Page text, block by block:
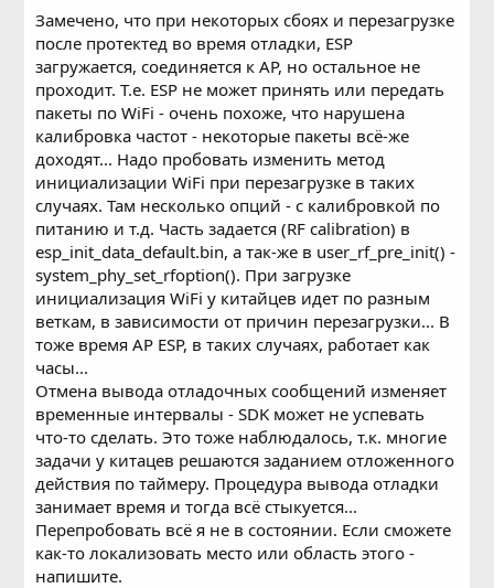
И если зайти в настройки wifi, то стоит статус ip_got, а в
ip, маске и т.д. нули.
Помогает только ресет.
В то же время, если через локалку постоянно страницы
открывать, то держится дольше, но вот стоит несколько
минут ничего не делать - отваливается.
Замечено, что при некоторых сбоях и перезагрузке
после протектед во время отладки, ESP
загружается, соединяется к AP, но остальное не
проходит. Т.е. ESP не может принять или передать
пакеты по WiFi - очень похоже, что нарушена
калибровка частот - некоторые пакеты всё-же
доходят... Надо пробовать изменить метод
инициализации WiFi при перезагрузке в таких
случаях. Там несколько опций - с калибровкой по
питанию и т.д. Часть задается (RF calibration) в
esp_init_data_default.bin, а так-же в user_rf_pre_init() -
system_phy_set_rfoption(). При загрузке
инициализация WiFi у китайцев идет по разным
веткам, в зависимости от причин перезагрузки... В
тоже время AP ESP, в таких случаях, работает как
часы...
Отмена вывода отладочных сообщений изменяет
временные интервалы - SDK может не успевать
что-то сделать. Это тоже наблюдалось, т.к. многие
задачи у китацев решаются заданием отложенного
действия по таймеру. Процедура вывода отладки
занимает время и тогда всё стыкуется...
Перепробовать всё я не в состоянии. Если сможете
как-то локализовать место или область этого -
напишите.